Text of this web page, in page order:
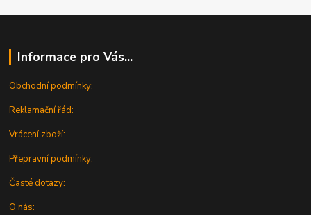
Informace pro Vás...
Obchodní podmínky:
Reklamační řád:
Vrácení zboží:
Přepravní podmínky:
Časté dotazy:
O nás: